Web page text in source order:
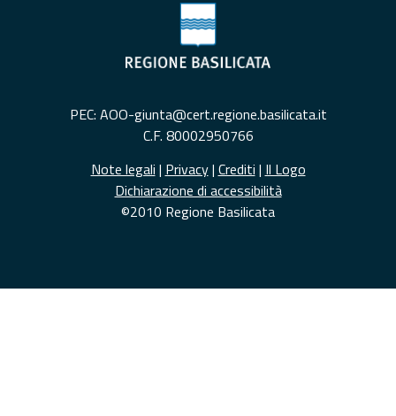
PEC: AOO-giunta@cert.regione.basilicata.it
C.F. 80002950766
Note legali | Privacy| Crediti | Il Logo
Dichiarazione di accessibilità
©2010 Regione Basilicata